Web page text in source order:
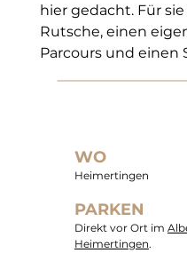
hier gedacht. Für
Rutsche, einen
Parcours und einen
WO
Heimertingen
PARKEN
Direkt vor Ort im
Heimertingen.